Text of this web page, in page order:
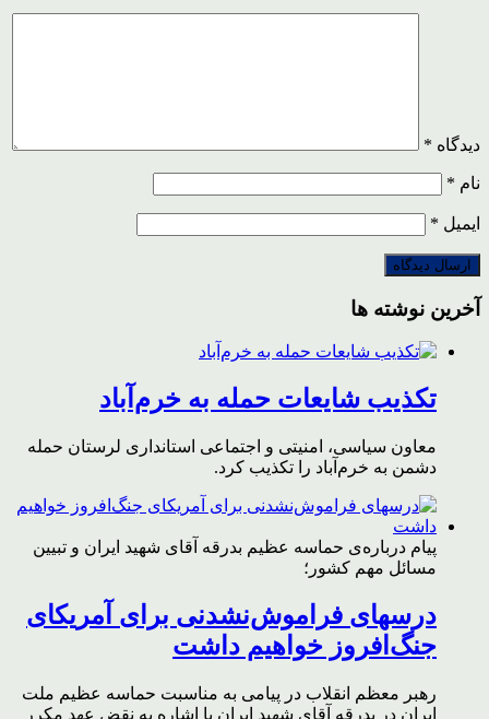
دیدگاه *
نام *
ایمیل *
آخرین نوشته ها
تکذیب شایعات حمله به خرم‌آباد
معاون سیاسی، امنیتی و اجتماعی استانداری لرستان حمله
دشمن به خرم‌آباد را تکذیب کرد.
پیام درباره‌ی حماسه عظیم بدرقه آقای شهید ایران و تبیین
مسائل مهم کشور؛
درسهای فراموش‌نشدنی برای آمریکای
جنگ‌افروز خواهیم داشت
رهبر معظم انقلاب در پیامی به مناسبت حماسه عظیم ملت
ایران در بدرقه آقای شهید ایران با اشاره به نقض عهد مکرر